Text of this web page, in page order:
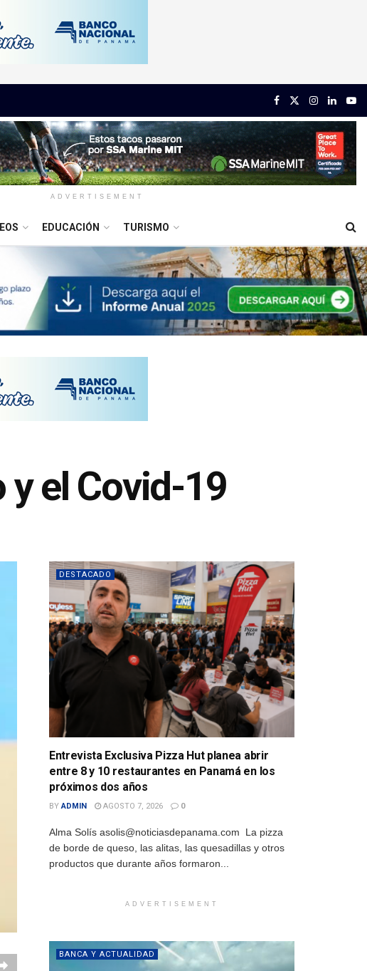
ADVERTISEMENT
EDUCACIÓN TURISMO
y el Covid-19
DESTACADO
Entrevista Exclusiva Pizza Hut planea abrir
entre 8 y 10 restaurantes en Panamá en los
próximos dos años
BY ADMIN AGOSTO 7, 2026 0
Alma Solís asolis@noticiasdepanama.com La pizza
de borde de queso, las alitas, las quesadillas y otros
productos que durante años formaron...
ADVERTISEMENT
BANCA Y ACTUALIDAD